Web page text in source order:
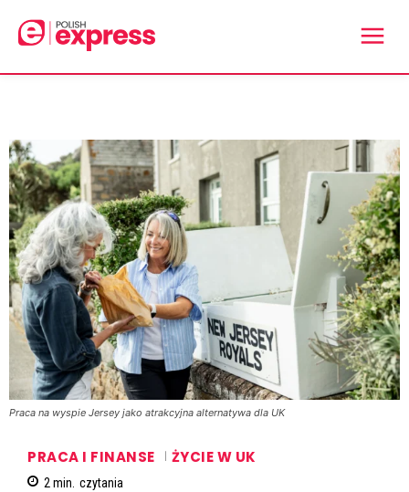
Praca na wyspie Jersey jako atrakcyjna alternatywa dla UK
PRACA I FINANSE ŻYCIE W UK
2min. czytania